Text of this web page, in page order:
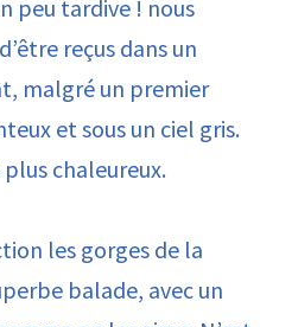
peu tardive ! nous
reçus dans un
malgré un premier
et sous un ciel gris.
plus chaleureux.
les gorges de la
balade, avec un